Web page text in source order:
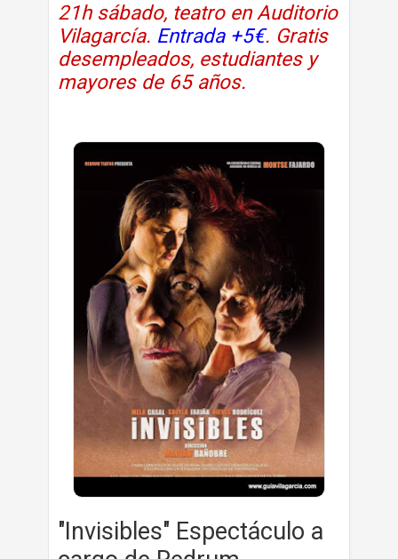
21h sábado, teatro en Auditorio
Vilagarcía. Entrada +5€. Gratis
desempleados, estudiantes y
mayores de 65 años.
"Invisibles" Espectáculo a